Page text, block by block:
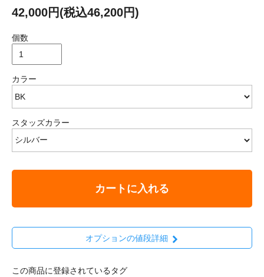
42,000円(税込46,200円)
個数
カラー
スタッズカラー
カートに入れる
オプションの値段詳細
この商品に登録されているタグ